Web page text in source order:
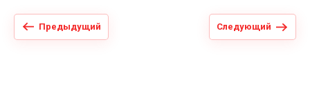
Предыдущий Следующий